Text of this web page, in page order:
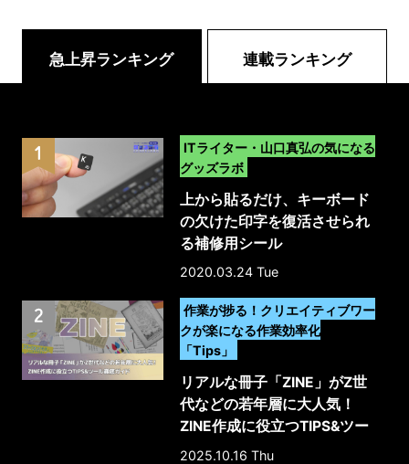
急上昇ランキング
ITライター・山口真弘の気になる
グッズラボ
上から貼るだけ、キーボード
の欠けた印字を復活させられ
る補修用シール
2020.03.24 Tue
作業が捗る！クリエイティブワー
クが楽になる作業効率化
「Tips」
リアルな冊子「ZINE」がZ世
代などの若年層に大人気！
ZINE作成に役立つTIPS&ツー
ル徹底ガイド
2025.10.16 Thu
連載ランキング